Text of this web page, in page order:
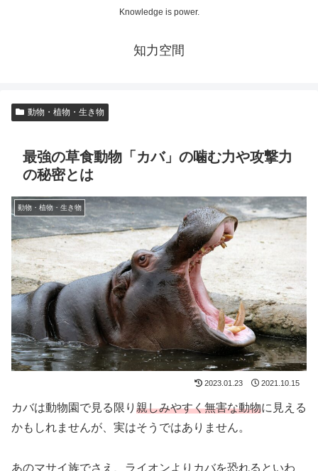
Knowledge is power.
知力空間
動物・植物・生き物
最強の草食動物「カバ」の噛む力や攻撃力
の秘密とは
動物・植物・生き物
2023.01.23 2021.10.15
カバは動物園で見る限り 親しみやすく無害な動物に見える
かもしれませんが、実はそうではありません。
あのマサイ族でさえ、ライオンよりカバを恐れるといわ